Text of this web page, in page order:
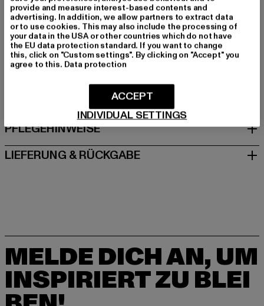
Art.Nr: TB7460-02903
Hersteller: TB International GmbH |info@tbint.de
Dr.-Robert-Murjahn-Straße 7 | 64372 Ober-Ramstadt |
DE
GRÖSSE & PASSFORM
PFLEGEHINWEISE
LIEFERUNG & RÜCKGABE
MELDE DICH AN, UM
INSPIRIERT ZU BLEI
provide and measure interest-based contents and
advertising. In addition, we allow partners to extract data
or to use cookies. This may also include the processing of
your data in the USA or other countries which do not have
the EU data protection standard. If you want to change
this, click on "Custom settings". By clicking on "Accept" you
agree to this. Data protection
INDIVIDUAL SETTINGS
ACCEPT